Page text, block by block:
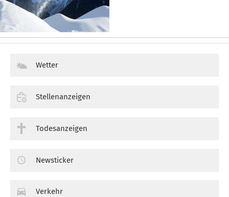
Wetter
Stellenanzeigen
Todesanzeigen
Newsticker
Verkehr